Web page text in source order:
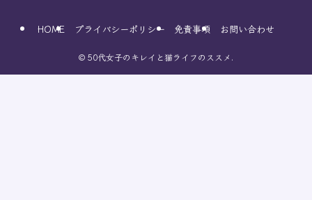
HOME プライバシーポリシー 免責事項 お問い合わせ
© 50代女子のキレイと猫ライフのススメ.